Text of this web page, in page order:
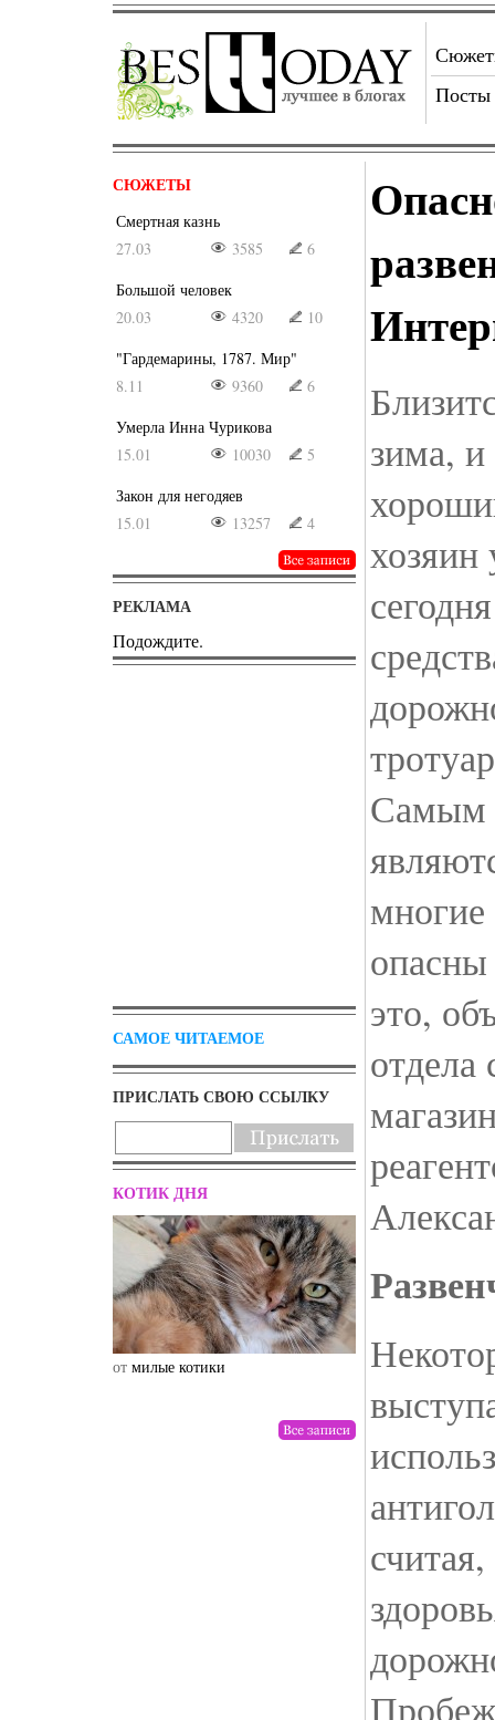
Посты
СЮЖЕТЫ
Смертная казнь
27.03
3585
6
Большой человек
20.03
4320
10
"Гардемарины, 1787. Мир"
8.11
9360
6
Умерла Инна Чурикова
15.01
10030
5
Закон для негодяев
15.01
13257 4
РЕКЛАМА
Подождите.
САМОЕ ЧИТАЕМОЕ
ПРИСЛАТЬ СВОЮ ССЫЛКУ
КОТИК ДНЯ
от милые котики от drunktwi
зима, и
хозяин
Самым
это,
отдела